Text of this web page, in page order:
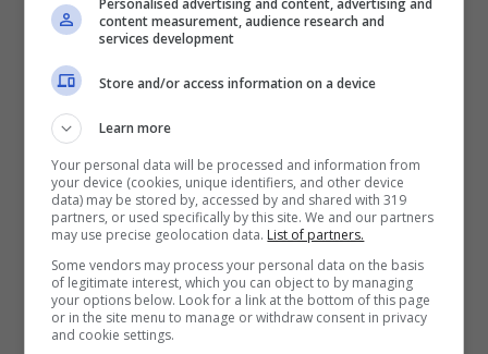
Riccardo Magrini: ecco chi può
stupire
Proprio il ciclista belga potrebbe essere la
sorpresa del prossimo Giro d’Italia. Ne è
sicuroRiccardo Magrini. Ospite dell’ultima
puntata di Bike Today, talk show sul ciclismo
visibile sul canale YouTube di OASport, il
commentatore tecnico di Eurosport si è
esposto così su Van Aert: “
Personalised advertising and content, advertising and
content measurement, audience research and
services development
Store and/or access information on a device
Learn more
Your personal data will be processed and information from
your device (cookies, unique identifiers, and other device
data) may be stored by, accessed by and shared with 319
partners, or used specifically by this site. We and our partners
may use precise geolocation data. List of partners.
Some vendors may process your personal data on the basis
of legitimate interest, which you can object to by managing
your options below. Look for a link at the bottom of this page
or in the site menu to manage or withdraw consent in privacy
and cookie settings.